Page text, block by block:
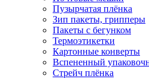
Пузырчатая плёнка
Зип пакеты, грипперы
Пакеты с бегунком
Термоэтикетки
Картонные конверты
Вспененный
Стрейч плёнка